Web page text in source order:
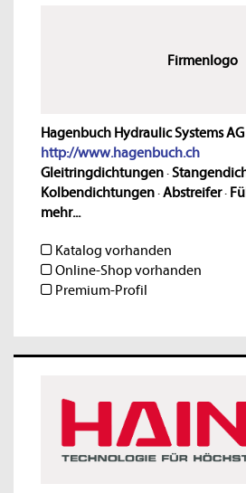
Firmenlogo
Hagenbuch Hydraulic Systems AG
http://www.hagenbuch.ch
Gleitringdichtungen·
Kolbendichtungen·Abstreifer·
mehr...
Katalog vorhanden
Online-Shop vorhanden
Premium-Profil